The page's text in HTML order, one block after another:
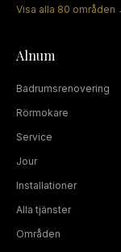
Visa alla 80 områden
Alnum
Badrumsrenovering
Rörmokare
Service
Jour
Installationer
Alla tjänster
Områden